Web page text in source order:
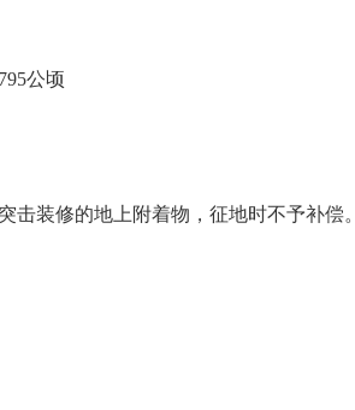
公顷
装修的地上附着物，征地时不予补偿。